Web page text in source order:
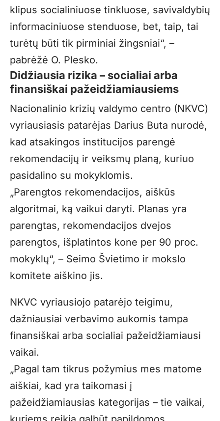
klipus socialiniuose tinkluose, savivaldybių
informaciniuose stenduose, bet, taip, tai
turėtų būti tik pirminiai žingsniai“, –
pabrėžė O. Plesko.
Didžiausia rizika – socialiai arba
finansiškai pažeidžiamiausiems
Nacionalinio krizių valdymo centro (NKVC)
vyriausiasis patarėjas Darius Buta nurodė,
kad atsakingos institucijos parengė
rekomendacijų ir veiksmų planą, kuriuo
pasidalino su mokyklomis.
„Parengtos rekomendacijos, aiškūs
algoritmai, ką vaikui daryti. Planas yra
parengtas, rekomendacijos dvejos
parengtos, išplatintos kone per 90 proc.
mokyklų“, – Seimo Švietimo ir mokslo
komitete aiškino jis.
NKVC vyriausiojo patarėjo teigimu,
dažniausiai verbavimo aukomis tampa
finansiškai arba socialiai pažeidžiamiausi
vaikai.
„Pagal tam tikrus požymius mes matome
aiškiai, kad yra taikomasi į
pažeidžiamiausias kategorijas – tie vaikai,